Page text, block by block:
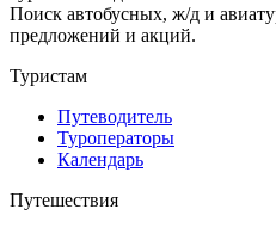
Поиск автобусных, ж/д и
предложений и акций.
Туристам
Путеводитель
Туроператоры
Календарь
Путешествия